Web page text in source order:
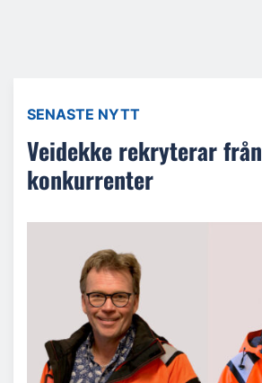
SENASTE NYTT
Veidekke rekryterar från
konkurrenter